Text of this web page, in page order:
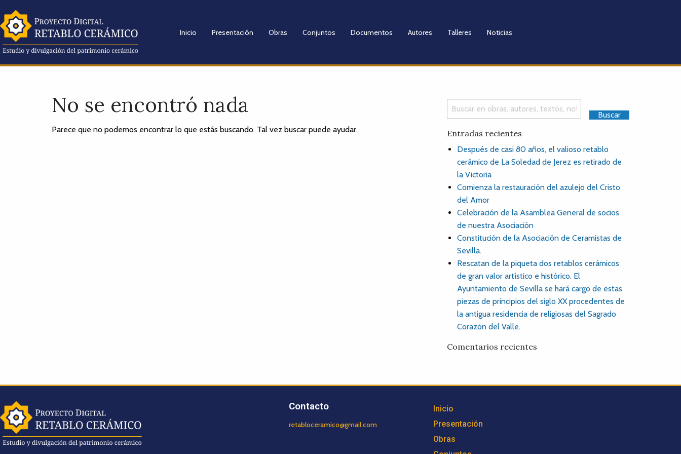
Inicio Presentación Obras Conjuntos Documentos Autores Talleres Noticias
No se encontró nada
Parece que no podemos encontrar lo que estás buscando. Tal vez buscar puede ayudar. Entradas recientes
Después de casi 80 años, el valioso retablo
cerámico de La Soledad de Jerez es retirado de
la Victoria
Comienza la restauración del azulejo del Cristo
del Amor
Celebración de la Asamblea General de socios
de nuestra Asociación
Constitución de la Asociación de Ceramistas de
Sevilla.
Rescatan de la piqueta dos retablos cerámicos
de gran valor artístico e histórico. El
Ayuntamiento de Sevilla se hará cargo de estas
piezas de principios del siglo XX procedentes de
la antigua residencia de religiosas del Sagrado
Corazón del Valle.
Comentarios recientes
Contacto
retabloceramico@gmail.com
Inicio
Presentación
Obras